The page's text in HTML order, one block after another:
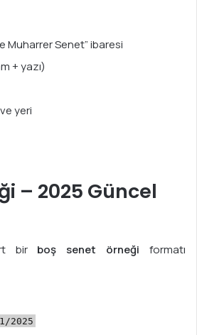
Muharrer Senet” ibaresi
+ yazı)
yeri
– 2025 Güncel
bir boş senet örneği formatı
2025